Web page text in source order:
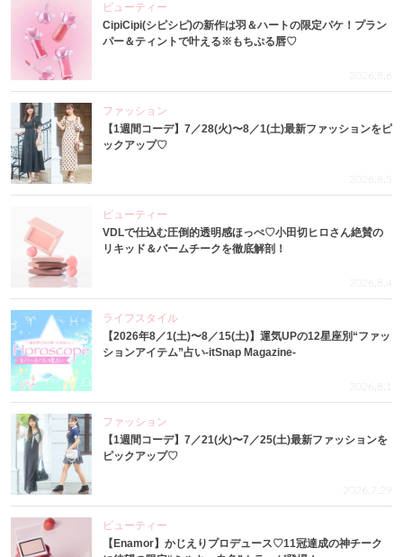
ビューティー
CipiCipi(シピシピ)の新作は羽＆ハートの限定パケ！プラン
パー＆ティントで叶える※もちぷる唇♡
2026.8.6
ファッション
【1週間コーデ】7／28(火)〜8／1(土)最新ファッションをピ
ックアップ♡
2026.8.5
ビューティー
VDLで仕込む圧倒的透明感ほっぺ♡小田切ヒロさん絶賛の
リキッド＆バームチークを徹底解剖！
2026.8.4
ライフスタイル
【2026年8／1(土)〜8／15(土)】運気UPの12星座別“ファッ
ションアイテム”占い-itSnap Magazine-
2026.8.1
ファッション
【1週間コーデ】7／21(火)〜7／25(土)最新ファッションを
ピックアップ♡
2026.7.29
ビューティー
【Enamor】かじえりプロデュース♡11冠達成の神チーク